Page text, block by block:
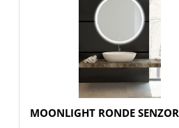
MOONLIGHT RONDE SENZOR